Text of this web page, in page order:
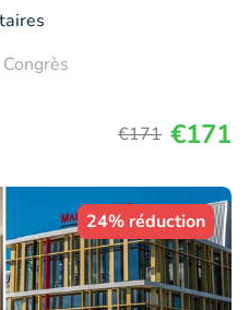
€171 €171
24% réduction